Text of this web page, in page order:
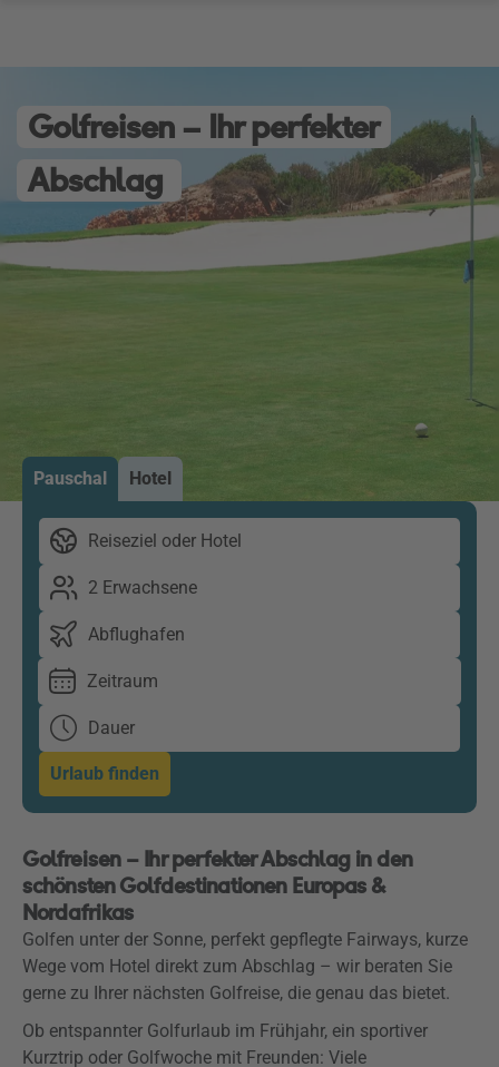
Golfreisen – Ihr perfekter
Abschlag
Pauschal Hotel
Reiseziel oder Hotel
2 Erwachsene
Abflughafen
Zeitraum
Dauer
Urlaub finden
Golfreisen – Ihr perfekter Abschlag in den
schönsten Golfdestinationen Europas &
Nordafrikas
Golfen unter der Sonne, perfekt gepflegte Fairways, kurze
Wege vom Hotel direkt zum Abschlag – wir beraten Sie
gerne zu Ihrer nächsten Golfreise, die genau das bietet.
Ob entspannter Golfurlaub im Frühjahr, ein sportiver
Kurztrip oder Golfwoche mit Freunden: Viele